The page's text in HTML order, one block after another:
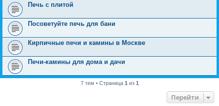
Печь с плитой
Посоветуйте печь для бани
Кирпичные печи и камины в Москве
Печи-камины для дома и дачи
7 тем • Страница 1 из 1
Перейти